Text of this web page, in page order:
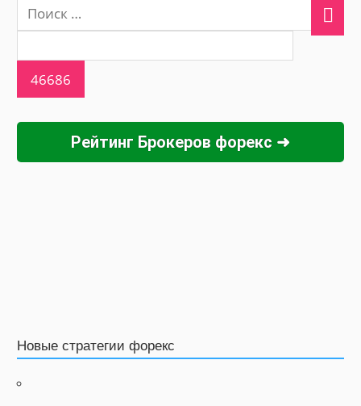
Рейтинг Брокеров форекс ➜
Новые стратегии форекс